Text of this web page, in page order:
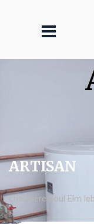
ARTISAN
chaudière fioul Elm